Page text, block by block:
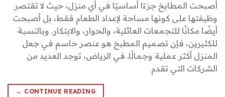
أصبحت المطابخ جزءًا أساسيًا في أي منزل، حيث لا تقتصر
وظيفتها على كونها مساحة لإعداد الطعام فقط، بل أصبحت
أيضًا مكانًا للتجمعات العائلية، والحوار، والابتكار. وبالنسبة
للكثيرين، فإن تصميم المطبخ هو عنصر حاسم في جعل
المنزل أكثر عملية وجمالًا. في الرياض، توجد العديد من
الشركات التي تقدم
CONTINUE READING
→